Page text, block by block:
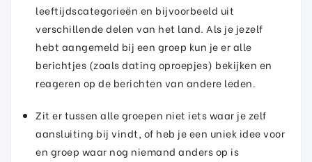
leeftijdscategorieën en bijvoorbeeld uit
verschillende delen van het land. Als je jezelf
hebt aangemeld bij een groep kun je er alle
berichtjes (zoals dating oproepjes) bekijken en
reageren op de berichten van andere leden.
Zit er tussen alle groepen niet iets waar je zelf
aansluiting bij vindt, of heb je een uniek idee voor
en groep waar nog niemand anders op is